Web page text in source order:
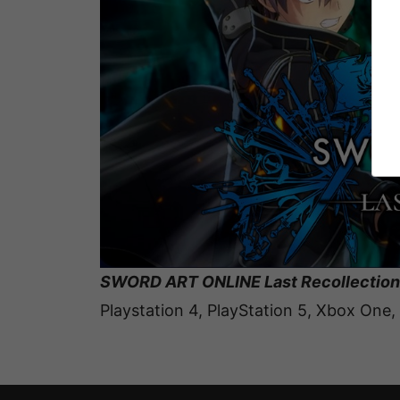
SWORD ART ONLINE Last Recollection
Playstation 4, PlayStation 5, Xbox One,